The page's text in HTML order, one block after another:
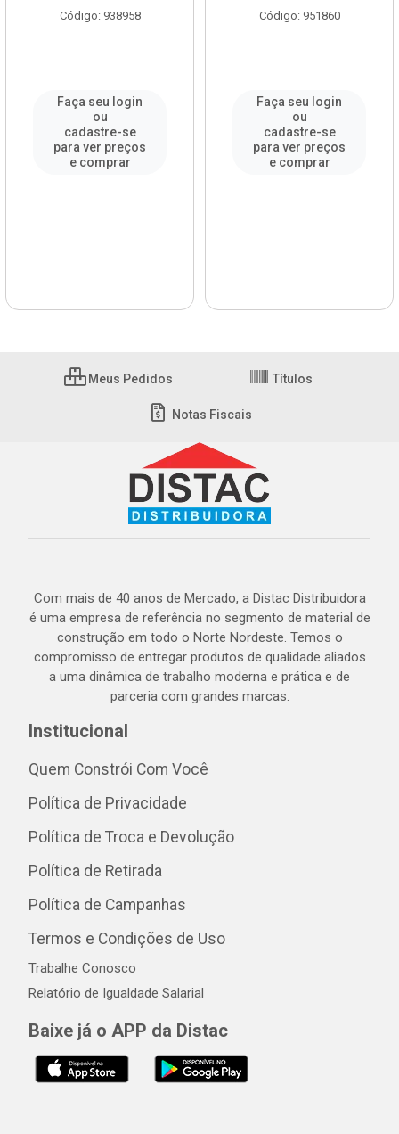
Código: 938958
Faça seu login
ou
cadastre-se
para ver preços
e comprar
Código: 951860
Faça seu login
ou
cadastre-se
para ver preços
e comprar
Meus Pedidos Títulos
Notas Fiscais
Com mais de 40 anos de Mercado, a Distac Distribuidora
é uma empresa de referência no segmento de material de
construção em todo o Norte Nordeste. Temos o
compromisso de entregar produtos de qualidade aliados
a uma dinâmica de trabalho moderna e prática e de
parceria com grandes marcas.
Institucional
Quem Constrói Com Você
Política de Privacidade
Política de Troca e Devolução
Política de Retirada
Política de Campanhas
Termos e Condições de Uso
Trabalhe Conosco
Relatório de Igualdade Salarial
Baixe já o APP da Distac